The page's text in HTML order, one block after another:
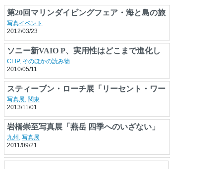
第20回マリンダイビングフェア・海と島の旅
フェア2012
写真イベント
2012/03/23
ソニー新VAIO P、実用性はどこまで進化し
た？
CLIP, そのほかの読み物
2010/05/11
スティーブン・ローチ展「リーセント・ワー
クス」
写真展, 関東
2013/11/01
岩橋崇至写真展「燕岳 四季へのいざない」
九州 , 写真展
2011/09/21